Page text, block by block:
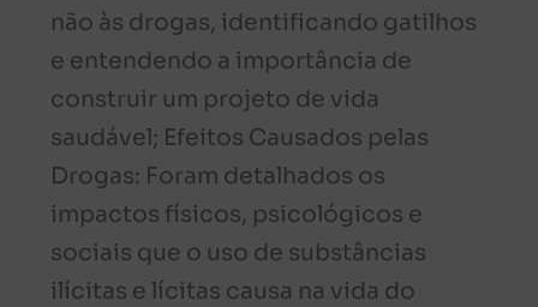
não às drogas, identificando gatilhos
e entendendo a importância de
construir um projeto de vida
saudável; Efeitos Causados pelas
Drogas: Foram detalhados os
impactos físicos, psicológicos e
sociais que o uso de substâncias
ilícitas e lícitas causa na vida do